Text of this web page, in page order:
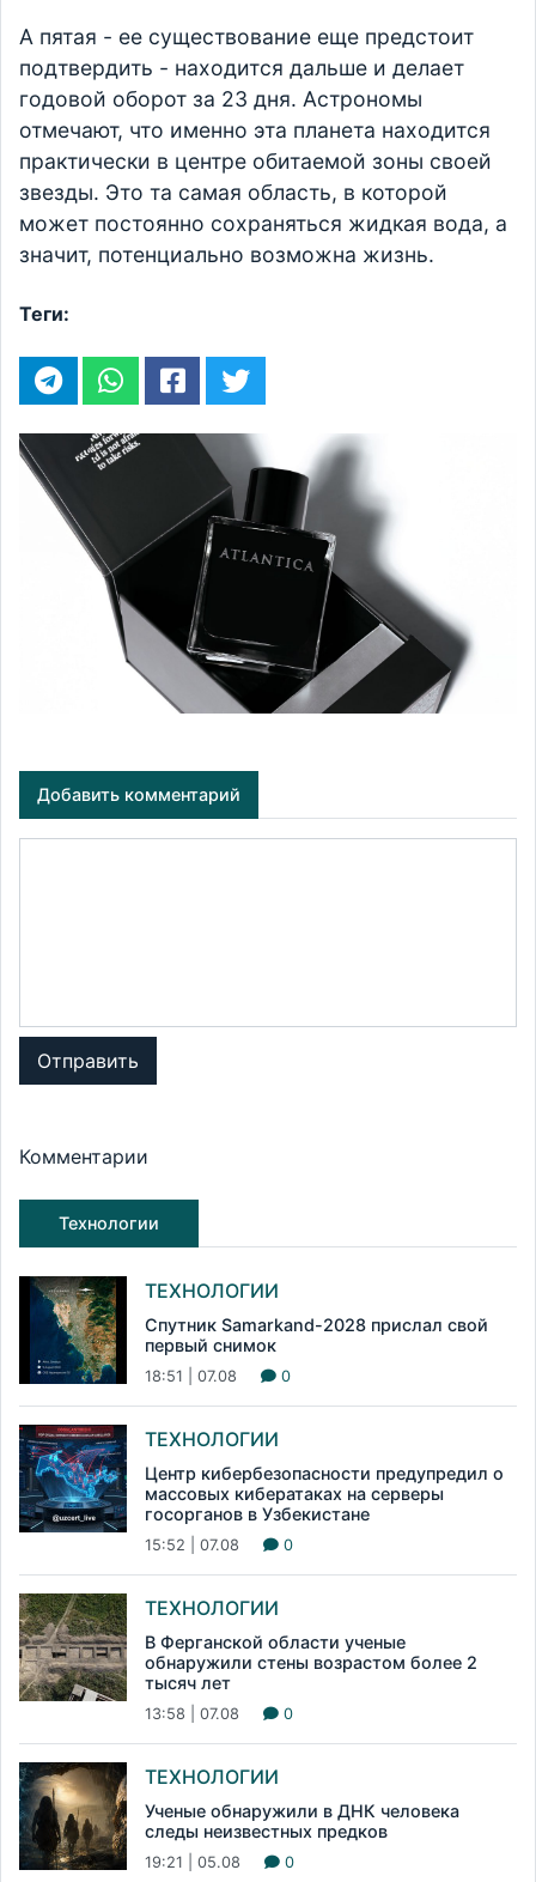
А пятая - ее существование еще предстоит
подтвердить - находится дальше и делает
годовой оборот за 23 дня. Астрономы
отмечают, что именно эта планета находится
практически в центре обитаемой зоны своей
звезды. Это та самая область, в которой
может постоянно сохраняться жидкая вода, а
значит, потенциально возможна жизнь.
Теги:
Добавить комментарий
Отправить
Комментарии
Технологии
ТЕХНОЛОГИИ
Спутник Samarkand-2028 прислал свой
первый снимок
18:51 | 07.08 0
ТЕХНОЛОГИИ
Центр кибербезопасности предупредил о
массовых кибератаках на серверы
госорганов в Узбекистане
15:52 | 07.08 0
ТЕХНОЛОГИИ
В Ферганской области ученые
обнаружили стены возрастом более 2
тысяч лет
13:58 | 07.08 0
ТЕХНОЛОГИИ
Ученые обнаружили в ДНК человека
следы неизвестных предков
19:21 | 05.08 0